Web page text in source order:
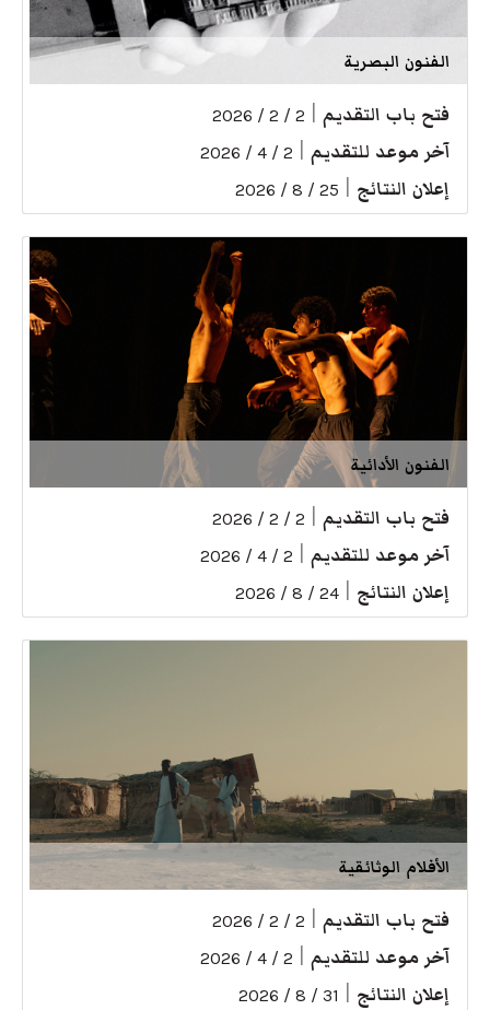
الفنون البصرية
فتح باب التقديم 2 / 2 / 2026
آخر موعد للتقديم 2 / 4 / 2026
إعلان النتائج 25 / 8 / 2026
الفنون الأدائية
فتح باب التقديم 2 / 2 / 2026
آخر موعد للتقديم 2 / 4 / 2026
إعلان النتائج 24 / 8 / 2026
الأفلام الوثائقية
فتح باب التقديم 2 / 2 / 2026
آخر موعد للتقديم 2 / 4 / 2026
إعلان النتائج 31 / 8 / 2026